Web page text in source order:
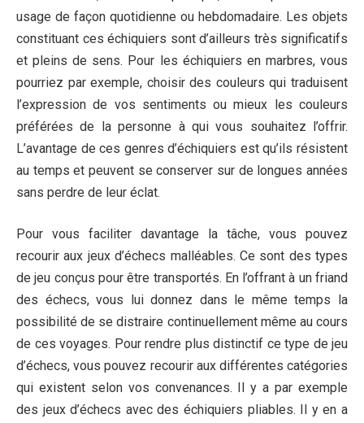
usage de façon quotidienne ou hebdomadaire. Les objets
constituant ces échiquiers sont d’ailleurs très significatifs
et pleins de sens. Pour les échiquiers en marbres, vous
pourriez par exemple, choisir des couleurs qui traduisent
l’expression de vos sentiments ou mieux les couleurs
préférées de la personne à qui vous souhaitez l’offrir.
L’avantage de ces genres d’échiquiers est qu’ils résistent
au temps et peuvent se conserver sur de longues années
sans perdre de leur éclat.
Pour vous faciliter davantage la tâche, vous pouvez
recourir aux jeux d’échecs malléables. Ce sont des types
de jeu conçus pour être transportés. En l’offrant à un friand
des échecs, vous lui donnez dans le même temps la
possibilité de se distraire continuellement même au cours
de ces voyages. Pour rendre plus distinctif ce type de jeu
d’échecs, vous pouvez recourir aux différentes catégories
qui existent selon vos convenances. Il y a par exemple
des jeux d’échecs avec des échiquiers pliables. Il y en a